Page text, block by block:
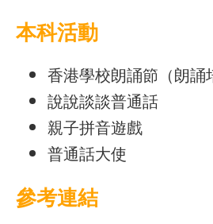
本科活動
香港學校朗誦節（朗誦
說說談談普通話
親子拼音遊戲
普通話大使
參考連結